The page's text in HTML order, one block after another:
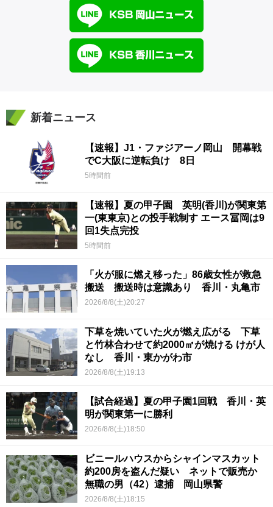
新着ニュース
【速報】J1・ファジアーノ岡山 開幕戦
でC大阪に逆転負け 8日
5時間前
【速報】夏の甲子園 英明(香川)が関東第
一(東東京)との投手戦制す エース冨岡は9
回1失点完投
5時間前
「火が服に燃え移った」86歳女性が救急
搬送 搬送時は意識あり 香川・丸亀市
2026/8/8(土)20:27
下草を焼いていた火が燃え広がる 下草
と竹林合わせて約2000㎡が焼ける けが人
なし 香川・東かがわ市
2026/8/8(土)19:13
【試合経過】夏の甲子園1回戦 香川・英
明が関東第一に勝利
2026/8/8(土)18:50
ビニールハウスからシャインマスカット
約200房を盗んだ疑い ネットで販売か
無職の男（42）逮捕 岡山県警
2026/8/8(土)18:15